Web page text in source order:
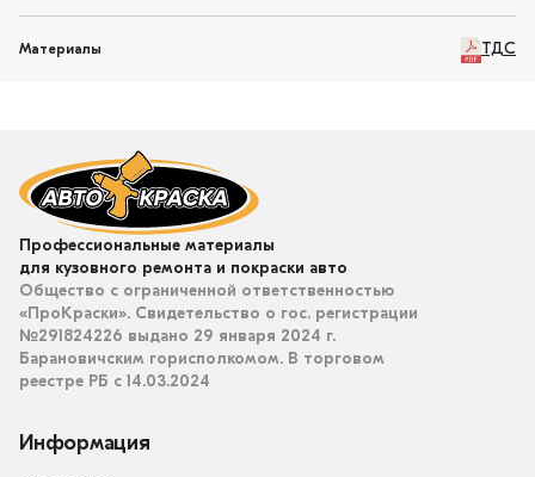
Материалы ТДС
Профессиональные материалы
для кузовного ремонта и покраски авто
Общество с ограниченной ответственностью
«ПроКраски». Свидетельство о гос. регистрации
№291824226 выдано 29 января 2024 г.
Барановичским горисполкомом. В торговом
реестре РБ с 14.03.2024
Информация